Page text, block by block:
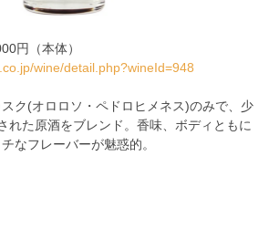
円（本体）
wine/detail.php?wineId=948
ク(オロロソ・ペドロヒメネス)のみで、少
れた原酒をブレンド。香味、ボディともに
なフレーバーが魅惑的。